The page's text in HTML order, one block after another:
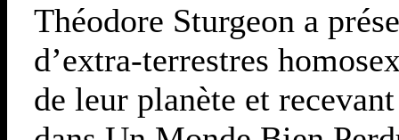
Théodore Sturgeon a
d’extra-terrestres
de leur planète et